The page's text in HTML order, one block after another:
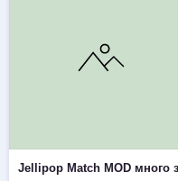
Jellipop Match MOD много